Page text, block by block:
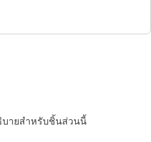
บายสำหรับชิ้นส่วนนี้